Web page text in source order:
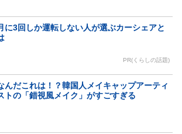
に3回しか運転しない人が選ぶカーシェアと
PR(くらしの話題)
んだこれは！？韓国人メイキャップアーティ
トの「錯視風メイク」がすごすぎる